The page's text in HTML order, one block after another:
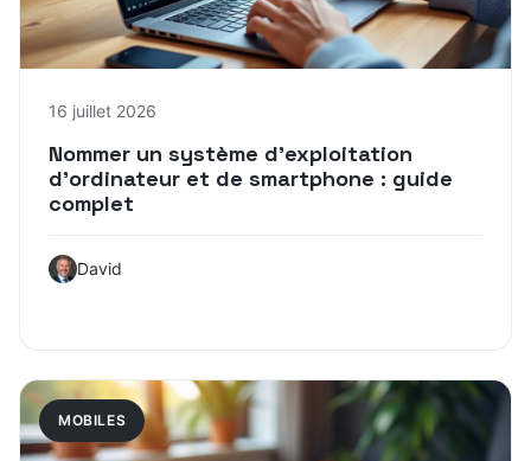
16 juillet 2026
Nommer un système d’exploitation
d’ordinateur et de smartphone : guide
complet
David
MOBILES